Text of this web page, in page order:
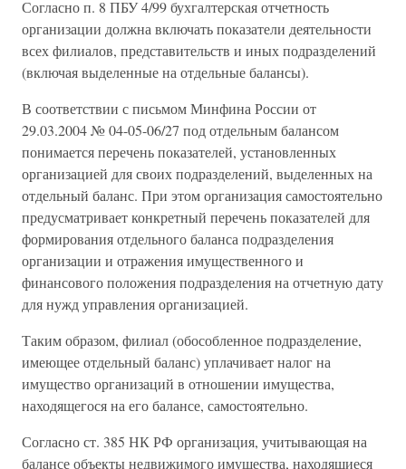
Согласно п. 8 ПБУ 4/99 бухгалтерская отчетность
организации должна включать показатели деятельности
всех филиалов, представительств и иных подразделений
(включая выделенные на отдельные балансы).
В соответствии с письмом Минфина России от
29.03.2004 № 04-05-06/27 под отдельным балансом
понимается перечень показателей, установленных
организацией для своих подразделений, выделенных на
отдельный баланс. При этом организация самостоятельно
предусматривает конкретный перечень показателей для
формирования отдельного баланса подразделения
организации и отражения имущественного и
финансового положения подразделения на отчетную дату
для нужд управления организацией.
Таким образом, филиал (обособленное подразделение,
имеющее отдельный баланс) уплачивает налог на
имущество организаций в отношении имущества,
находящегося на его балансе, самостоятельно.
Согласно ст. 385 НК РФ организация, учитывающая на
балансе объекты недвижимого имущества, находящиеся